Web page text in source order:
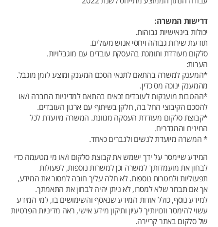
דרישות המשרה:
יכולות בינאישיות גבוהות.
תודעת שירות גבוהה ויחסי אנוש מעולים.
סלקום מעודדת ותומכת בהעסקת עובדים עם מוגבלויות.
הערות:
*המענק למשרה בהתאם לתנאי הסכם המענק ומוצע לזמן מוגבל.
מהמענק ינוכה מס כדין.
*ההטבות מוענקות לעובדים זכאים בהתאם למדיניות החברה ו/או
להסכם הקיבוצי החל בה, חלקן בשיתוף עם ארגון העובדים.
*קבוצת סלקום מעודדת העסקה מגוונת. המשרה מיועדת לכל
המינים והמגדרים.
* המשרה מיועדת לנשים ולגברים כאחד.
המידע שיימסר על ידך ישמש את קבוצת סלקום ו/או מי מטעמה כדי
לבחון את מועמדותך למשרה וכן למשרות נוספות, לפעולות
תפעוליות ולמטרות נוספות. לא חלה עליך חובה למסור את המידע,
אך אם תבחר שלא למסרו, לא ניתן יהיה לבחון את התאמתך.
למידע נוסף, כולל אודות המידע שנאסף והשימושים בו, למי המידע
עשוי להימסר וזכויותיך לעיון ותיקון מידע אישי, ראה מדיניות הפרטיות
של סלקום באתר קריירה.